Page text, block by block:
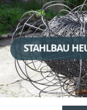
STAHLBAU